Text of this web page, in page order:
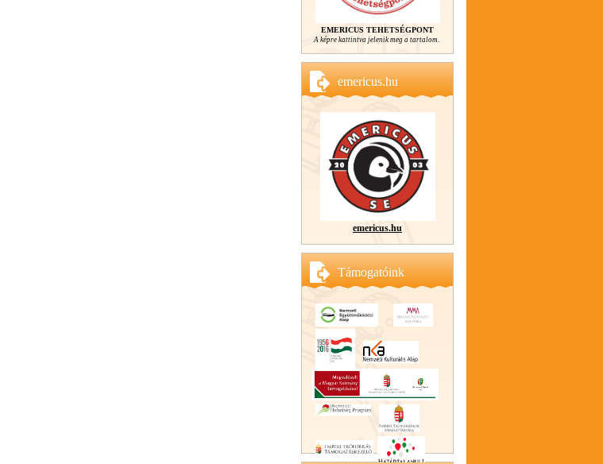
EMERICUS TEHETSÉGPONT
A képre kattintva jelenik meg a tartalom.
emericus.hu
emericus.hu
Támogatóink